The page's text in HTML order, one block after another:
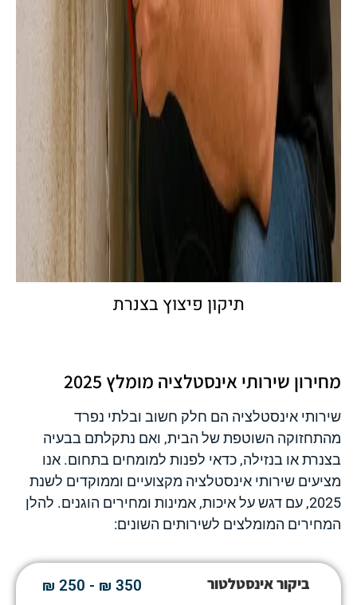
תיקון פיצוץ בצנרת
מחירון שירותי אינסטלציה מומלץ 2025
שירותי אינסטלציה הם חלק חשוב ובלתי נפרד
מהתחזוקה השוטפת של הבית, ואם נתקלתם בבעיה
בצנרת או בנזילה, כדאי לפנות למומחים בתחום. אנו
מציעים שירותי אינסטלציה מקצועיים וממוקדים לשנת
2025, עם דגש על איכות, אמינות ומחירים הוגנים. להלן
המחירים המומלצים לשירותים השונים:
ביקור אינסטלטור 350 ₪ - 250 ₪